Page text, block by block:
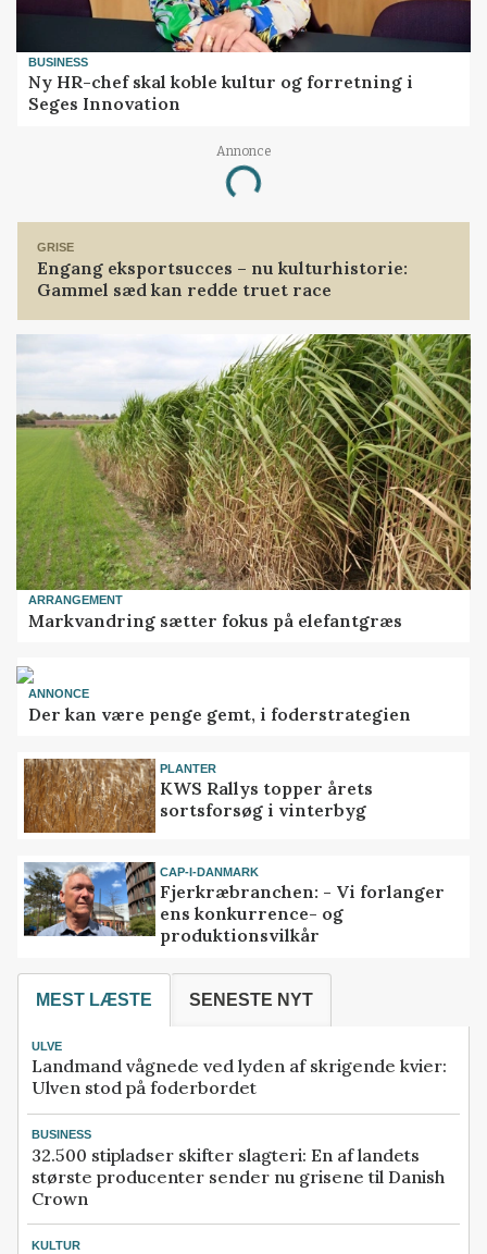
BUSINESS
Ny HR-chef skal koble kultur og forretning i
Seges Innovation
Annonce
Loading...
GRISE
Engang eksportsucces – nu kulturhistorie:
Gammel sæd kan redde truet race
ARRANGEMENT
Markvandring sætter fokus på elefantgræs
ANNONCE
Der kan være penge gemt, i foderstrategien
PLANTER
KWS Rallys topper årets
sortsforsøg i vinterbyg
CAP-I-DANMARK
Fjerkræbranchen: - Vi forlanger
ens konkurrence- og
produktionsvilkår
MEST LÆSTE SENESTE NYT
ULVE
Landmand vågnede ved lyden af skrigende kvier:
Ulven stod på foderbordet
BUSINESS
32.500 stipladser skifter slagteri: En af landets
største producenter sender nu grisene til Danish
Crown
KULTUR